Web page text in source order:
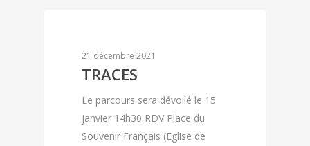
21 décembre 2021
TRACES
Le parcours sera dévoilé le 15
janvier 14h30 RDV Place du
Souvenir Français (Eglise de